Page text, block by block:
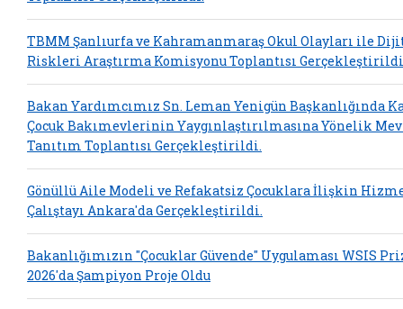
TBMM Şanlıurfa ve Kahramanmaraş Okul Olayları ile
Riskleri Araştırma Komisyonu Toplantısı
Bakan Yardımcımız Sn. Leman Yenigün Başkanlığında
Çocuk Bakımevlerinin Yaygınlaştırılmasına Yönelik
Tanıtım Toplantısı Gerçekleştirildi.
Gönüllü Aile Modeli ve Refakatsiz Çocuklara İlişkin
Çalıştayı Ankara'da Gerçekleştirildi.
Bakanlığımızın "Çocuklar Güvende" Uygulaması WSIS
2026'da Şampiyon Proje Oldu